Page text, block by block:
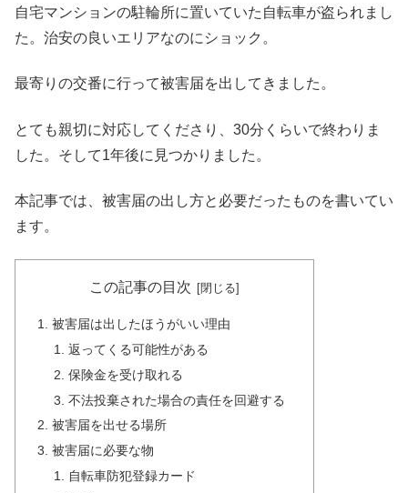
自宅マンションの駐輪所に置いていた自転車が盗られまし
た。治安の良いエリアなのにショック。
最寄りの交番に行って被害届を出してきました。
とても親切に対応してくださり、30分くらいで終わりま
した。そして1年後に見つかりました。
本記事では、被害届の出し方と必要だったものを書いてい
ます。
この記事の目次
被害届は出したほうがいい理由
返ってくる可能性がある
保険金を受け取れる
不法投棄された場合の責任を回避する
被害届を出せる場所
被害届に必要な物
自転車防犯登録カード